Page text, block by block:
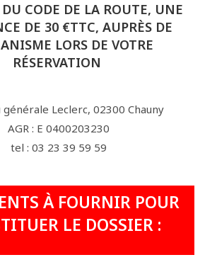
DU CODE DE LA ROUTE, UNE
DE 30 €TTC, AUPRÈS DE
LORS DE VOTRE
RÉSERVATION
générale Leclerc, 02300 Chauny
AGR : E 0400203230
tel : 03 23 39 59 59
À FOURNIR POUR
LE DOSSIER :